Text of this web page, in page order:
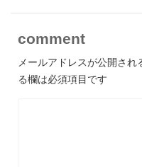
comment
メールアドレスが公開され
る欄は必須項目です